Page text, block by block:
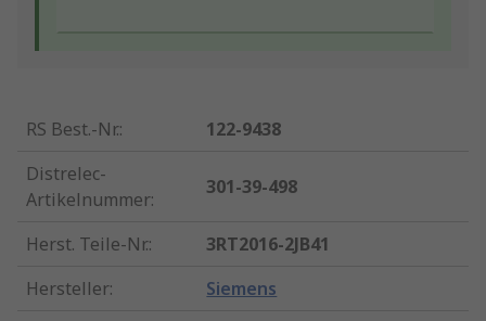
RS Best.-Nr.:
122-9438
Distrelec-
Artikelnummer:
301-39-498
Herst. Teile-Nr.:
3RT2016-2JB41
Hersteller: Siemens